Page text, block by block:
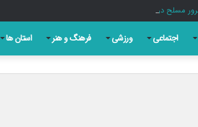
اجتماعی ورزشی فرهنگ و هنر استان ها